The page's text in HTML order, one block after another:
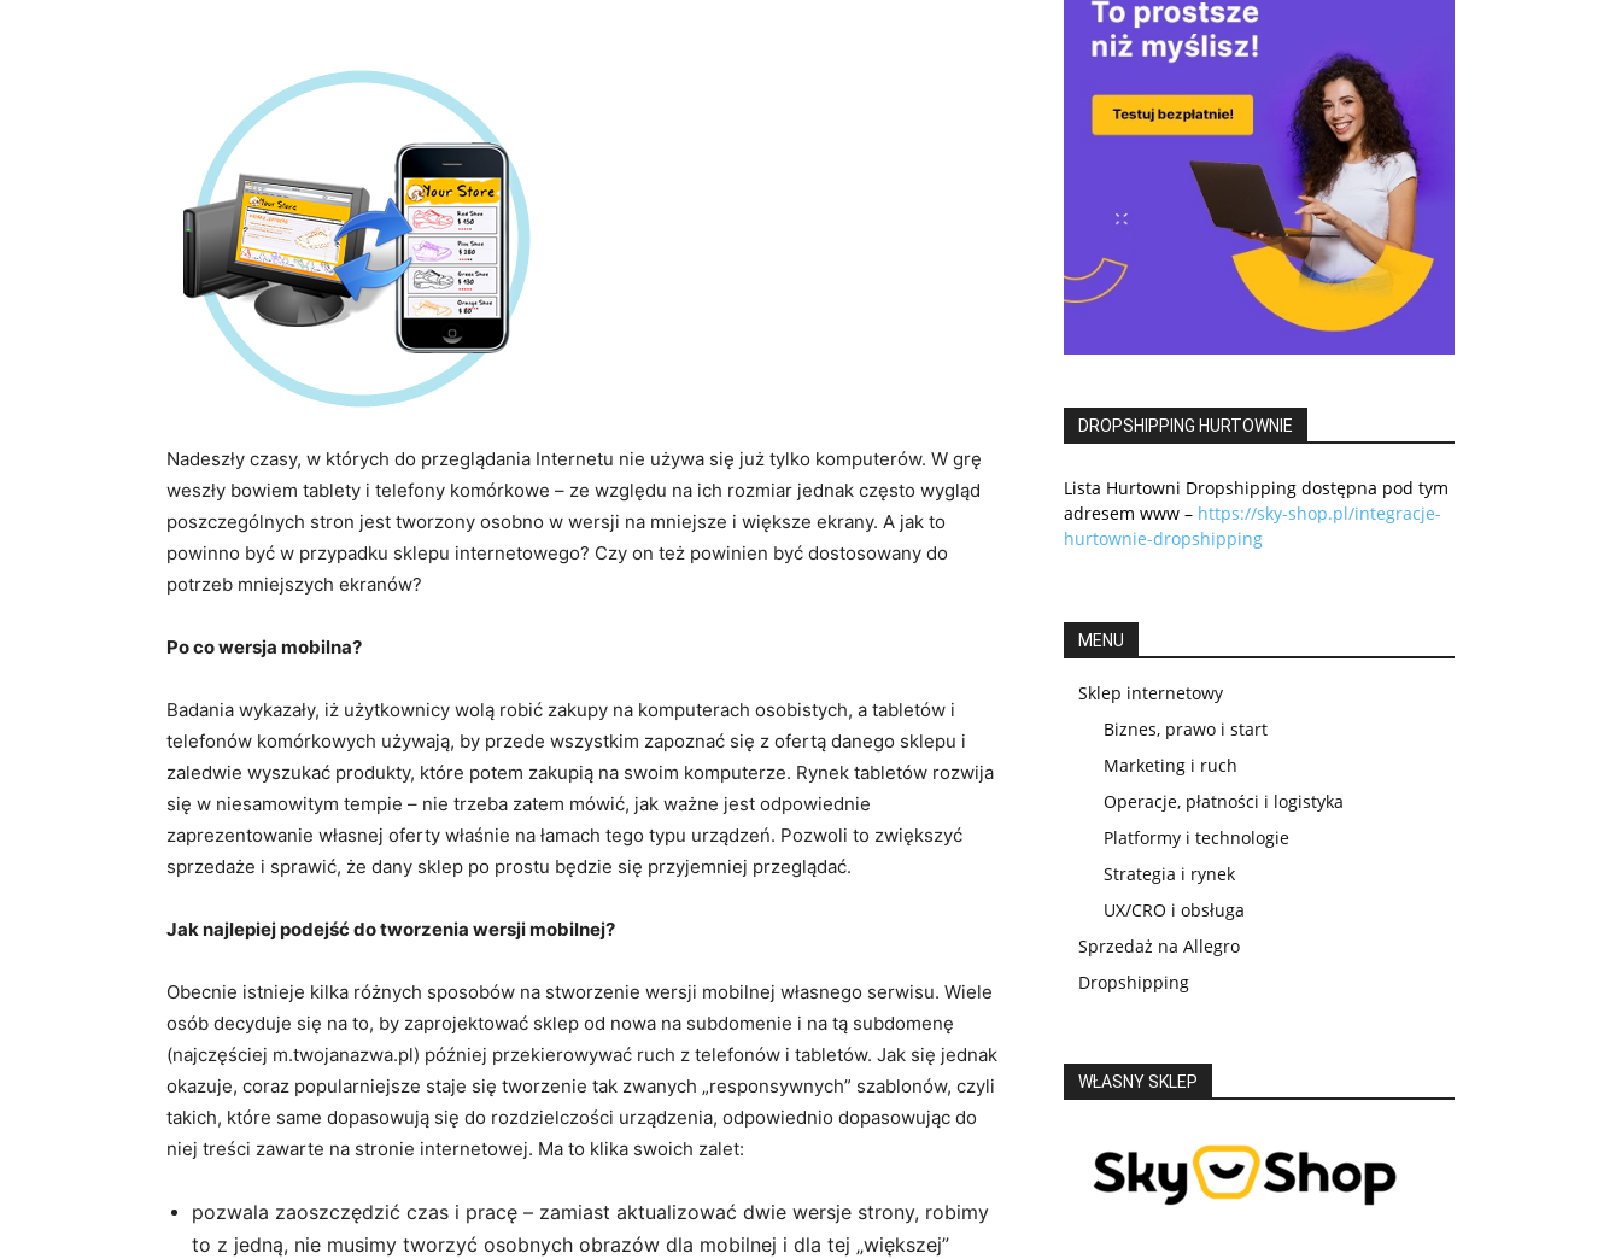
Nadeszły czasy, w których do przeglądania Internetu nie używa się już tylko komputerów. W grę
weszły bowiem tablety i telefony komórkowe – ze względu na ich rozmiar jednak często wygląd
poszczególnych stron jest tworzony osobno w wersji na mniejsze i większe ekrany. A jak to
powinno być w przypadku sklepu internetowego? Czy on też powinien być dostosowany do
potrzeb mniejszych ekranów?
Po co wersja mobilna?
Badania wykazały, iż użytkownicy wolą robić zakupy na komputerach osobistych, a tabletów i
telefonów komórkowych używają, by przede wszystkim zapoznać się z ofertą danego sklepu i
zaledwie wyszukać produkty, które potem zakupią na swoim komputerze. Rynek tabletów rozwija
się w niesamowitym tempie – nie trzeba zatem mówić, jak ważne jest odpowiednie
zaprezentowanie własnej oferty właśnie na łamach tego typu urządzeń. Pozwoli to zwiększyć
sprzedaże i sprawić, że dany sklep po prostu będzie się przyjemniej przeglądać.
Jak najlepiej podejść do tworzenia wersji mobilnej?
Obecnie istnieje kilka różnych sposobów na stworzenie wersji mobilnej własnego serwisu. Wiele
osób decyduje się na to, by zaprojektować sklep od nowa na subdomenie i na tą subdomenę
(najczęściej m.twojanazwa.pl) później przekierowywać ruch z telefonów i tabletów. Jak się jednak
okazuje, coraz popularniejsze staje się tworzenie tak zwanych „responsywnych” szablonów, czyli
takich, które same dopasowują się do rozdzielczości urządzenia, odpowiednio dopasowując do
niej treści zawarte na stronie internetowej. Ma to klika swoich zalet:
pozwala zaoszczędzić czas i pracę – zamiast aktualizować dwie wersje strony, robimy
to z jedną, nie musimy tworzyć osobnych obrazów dla mobilnej i dla tej „większej”
DROPSHIPPING HURTOWNIE
Lista Hurtowni Dropshipping dostępna pod tym
adresem www – https://sky-shop.pl/integracje-
hurtownie-dropshipping
MENU
Sklep internetowy
Biznes, prawo i start
Marketing i ruch
Operacje, płatności i logistyka
Platformy i technologie
Strategia i rynek
UX/CRO i obsługa
Sprzedaż na Allegro
Dropshipping
WŁASNY SKLEP